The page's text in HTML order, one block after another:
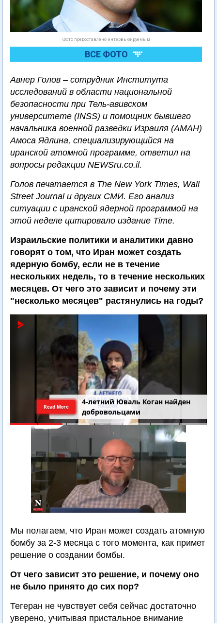
Фото предоставлено интервьюируемым
ВСЕ ФОТО
Авнер Голов – сотрудник Института
исследований в области национальной
безопасности при Тель-авивском
университете (INSS) и помощник бывшего
начальника военной разведки Израиля (АМАН)
Амоса Ядлина, специализирующийся на
иранской атомной программе, ответил на
вопросы редакции NEWSru.co.il.
Голов печатается в The New York Times, Wall
Street Journal и других СМИ. Его анализ
ситуации с иранской ядерной программой на
этой неделе цитировало издание Time.
Израильские политики и аналитики давно
говорят о том, что Иран может создать
ядерную бомбу, если не в течение
нескольких недель, то в течение нескольких
месяцев. От чего это зависит и почему эти
"несколько месяцев" растянулись на годы?
4-летний Юваль Коган найден
добровольцами
Read More
Мы полагаем, что Иран может создать атомную
бомбу за 2-3 месяца с того момента, как примет
решение о создании бомбы.
От чего зависит это решение, и почему оно
не было принято до сих пор?
Тегеран не чувствует себя сейчас достаточно
уверено, учитывая пристальное внимание